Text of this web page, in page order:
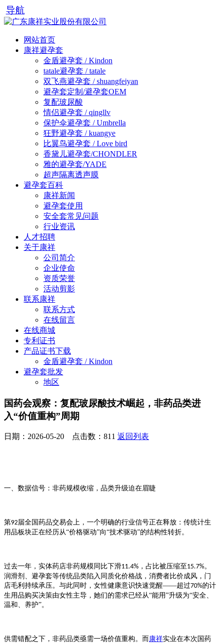
导航
网站首页
康祥避孕套
金盾避孕套 / Kindon
tatale避孕套 / tatale
双飞燕避孕套 / shuangfeiyan
避孕套定制/避孕套OEM
复配玻尿酸
情侣避孕套 / qingllv
保护伞避孕套 / Umbrella
狂野避孕套 / kuangye
比翼鸟避孕套 / Love bird
香黛儿避孕套/CHONDLER
雅的避孕套/YADE
超声隔离透声膜
避孕套百科
康祥新闻
避孕套使用
安全套常见问题
行业资讯
人才招聘
关于康祥
公司简介
企业使命
资质荣誉
活动剪影
联系康祥
联系方式
在线留言
在线商城
专利证书
产品证书下载
金盾避孕套 / Kindon
避孕套批发
地区
国药会观察：复配玻尿酸技术崛起，非药品类进
入“价值重构”周期
日期：2026-05-20 点击数： 811 返回列表
一、数据信号：非药规模收缩，品类升级迫在眉睫
第92届全国药品交易会上，一个明确的行业信号正在释放：传统计生
用品板块正在经历从“价格驱动”向“技术驱动”的结构性转折。
过去一年，实体药店非药规模同比下滑11.4% ，占比被压缩至 15.7%。
润滑剂、避孕套等传统品类陷入同质化价格战，消费者比价成风，门
店毛利持续承压。与此同时，女性健康意识快速觉醒——超过70%的计
生用品购买决策由女性主导，她们的需求已经从“能用”升级为“安全、
温和、养护”。
供需错配之下，非药品类亟需一场价值重构。而 康祥实业在本次 国 药